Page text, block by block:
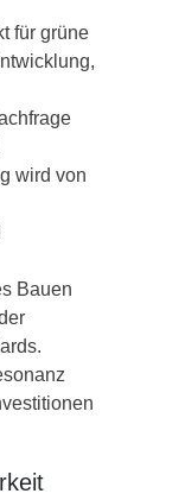
für grüne
wird von
Bauen